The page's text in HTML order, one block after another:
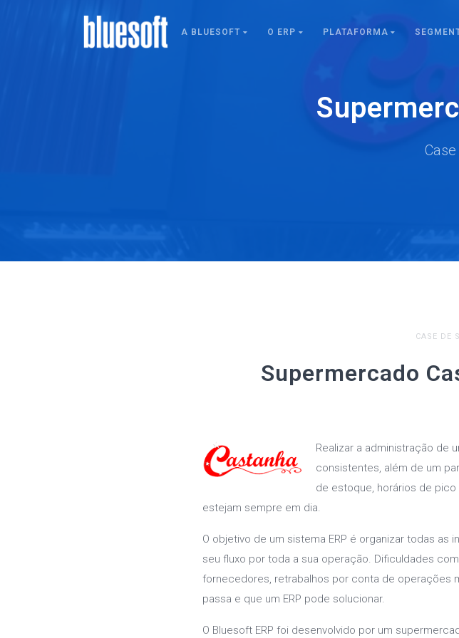
A BLUESOFT O ERP PLATAFORMA
CASE DE
Supermercado
Realizar a administração de
consistentes, além de um
de estoque, horários de
estejam sempre em dia.
O objetivo de um sistema ERP é organizar todas
seu fluxo por toda a sua operação. Dificuldades
fornecedores, retrabalhos por conta de operações
passa e que um ERP pode solucionar.
O Bluesoft ERP foi desenvolvido por um